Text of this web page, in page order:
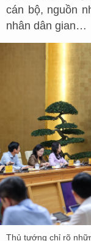
cán bộ, nguồn
nhân dân gian…
Thủ tướng chỉ rõ